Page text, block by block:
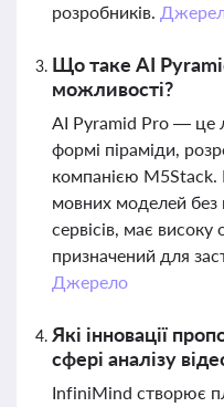
розробників.
Що таке AI
можливості?
AI Pyramid Pro — це
формі піраміди,
компанією M5Stack.
мовних моделей
сервісів, має
призначений для
Джерело
Які інновації
сфері аналізу
InfiniMind створює